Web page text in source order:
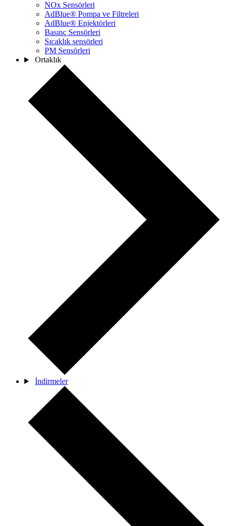
NOx Sensörleri
AdBlue® Pompa ve Filtreleri
AdBlue® Enjektörleri
Basınç Sensörleri
Sıcaklık sensörleri
PM Sensörleri
Ortaklık
İndirmeler